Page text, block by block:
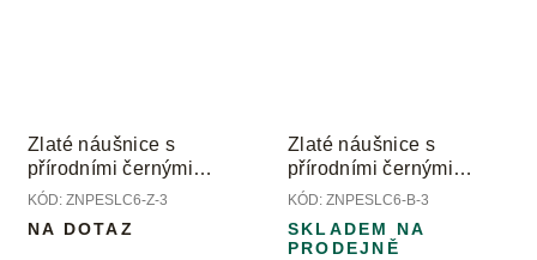
Zlaté náušnice s
přírodními černými
perlami
KÓD: ZNPESLC6-Z-3
NA DOTAZ
Zlaté náušnice s
přírodními černými
perlami
KÓD: ZNPESLC6-B-3
SKLADEM NA
PRODEJNĚ